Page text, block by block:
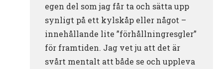
egen del som jag får ta och sätta upp
synligt på ett kylskåp eller något –
innehållande lite ”förhållningresgler”
för framtiden. Jag vet ju att det är
svårt mentalt att både se och uppleva